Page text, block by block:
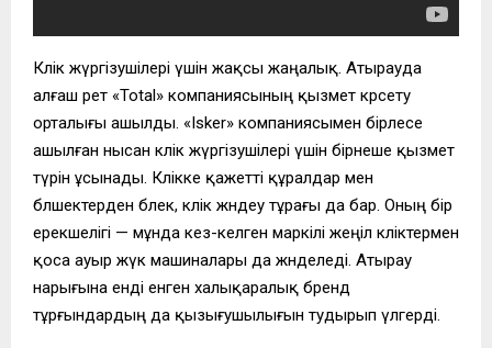
Көлік жүргізушілері үшін жақсы жаңалық. Атырауда
алғаш рет «Total» компаниясының қызмет көрсету
орталығы ашылды. «Isker» компаниясымен бірлесе
ашылған нысан көлік жүргізушілері үшін бірнеше қызмет
түрін ұсынады. Көлікке қажетті құралдар мен
бөлшектерден бөлек, көлік жөндеу тұрағы да бар. Оның бір
ерекшелігі — мұнда кез-келген маркілі жеңіл көліктермен
қоса ауыр жүк машиналары да жөнделеді. Атырау
нарығына енді енген халықаралық бренд
тұрғындардың да қызығушылығын тудырып үлгерді.